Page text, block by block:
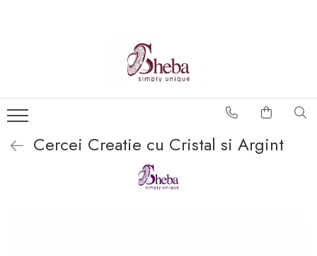
Cercei Creatie cu Cristal si Argint